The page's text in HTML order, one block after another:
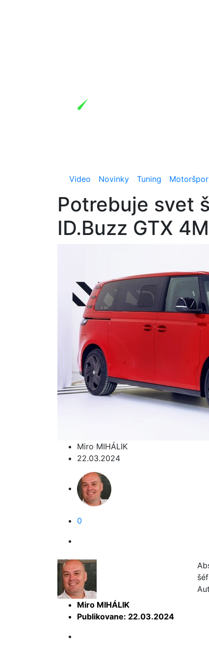
Video
Novinky Tuning
Potrebuje svet
ID.Buzz GTX
Miro MIHÁLIK
22.03.2024
0
Miro MIHÁLIK
Publikovane: 22.03.2024